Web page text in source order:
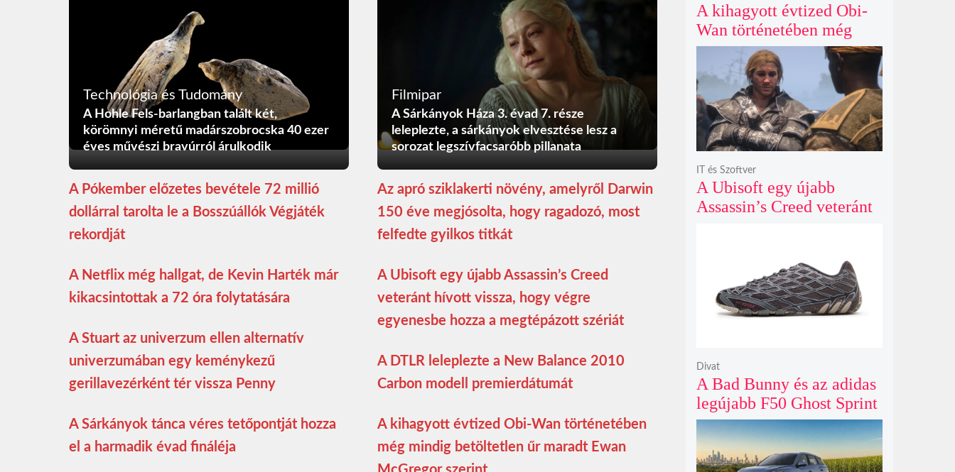
Technológia és Tudomány
A Hohle Fels-barlangban talált két,
körömnyi méretű madárszobrocska 40 ezer
éves művészi bravúrról árulkodik
A Pókember előzetes bevétele 72 millió
dollárral tarolta le a Bosszúállók Végjáték
rekordját
A Netflix még hallgat, de Kevin Harték már
kikacsintottak a 72 óra folytatására
A Stuart az univerzum ellen alternatív
univerzumában egy keménykezű
gerillavezérként tér vissza Penny
A Sárkányok tánca véres tetőpontját hozza
el a harmadik évad fináléja
Filmipar
A Sárkányok Háza 3. évad 7. része
leleplezte, a sárkányok elvesztése lesz a
sorozat legszívfacsaróbb pillanata
Az apró sziklakerti növény, amelyről Darwin
150 éve megjósolta, hogy ragadozó, most
felfedte gyilkos titkát
A Ubisoft egy újabb Assassin’s Creed
veteránt hívott vissza, hogy végre
egyenesbe hozza a megtépázott szériát
A DTLR leleplezte a New Balance 2010
Carbon modell premierdátumát
A kihagyott évtized Obi-Wan történetében
még mindig betöltetlen űr maradt Ewan
A kihagyott évtized Obi-
Wan történetében még
mindig betöltetlen űr
maradt Ewan McGregor
szerint
A Ubisoft egy újabb
Assassin’s Creed veteránt
megtépázott szériát
IT és Szoftver
A Bad Bunny és az adidas
legújabb F50 Ghost Sprint
cipője sötét szénszürke
fényben tűnik fel
Divat